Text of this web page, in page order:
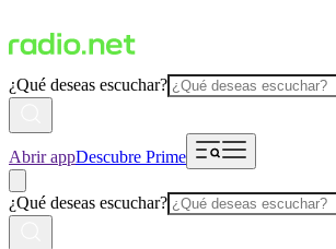
¿Qué deseas escuchar?
Abrir appDescubre Prime
¿Qué deseas escuchar?